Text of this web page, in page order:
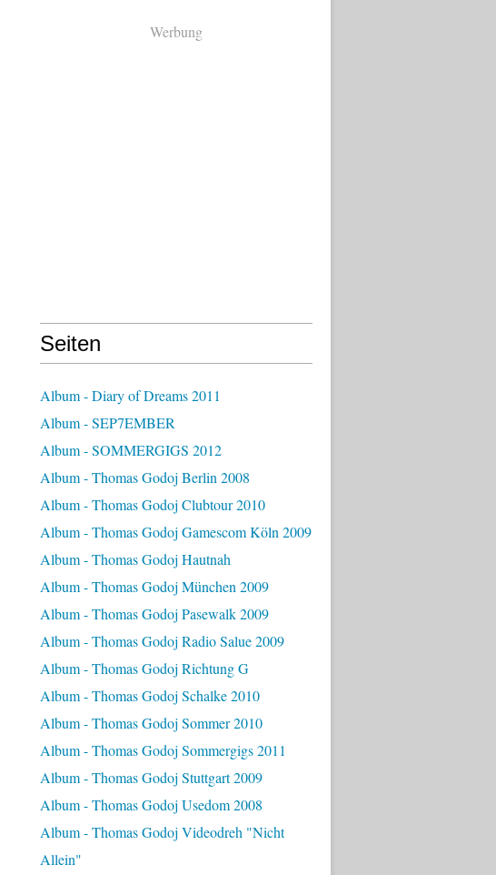
Werbung
Seiten
Album - Diary of Dreams 2011
Album - SEP7EMBER
Album - SOMMERGIGS 2012
Album - Thomas Godoj Berlin 2008
Album - Thomas Godoj Clubtour 2010
Album - Thomas Godoj Gamescom Köln 2009
Album - Thomas Godoj Hautnah
Album - Thomas Godoj München 2009
Album - Thomas Godoj Pasewalk 2009
Album - Thomas Godoj Radio Salue 2009
Album - Thomas Godoj Richtung G
Album - Thomas Godoj Schalke 2010
Album - Thomas Godoj Sommer 2010
Album - Thomas Godoj Sommergigs 2011
Album - Thomas Godoj Stuttgart 2009
Album - Thomas Godoj Usedom 2008
Album - Thomas Godoj Videodreh "Nicht
Allein"